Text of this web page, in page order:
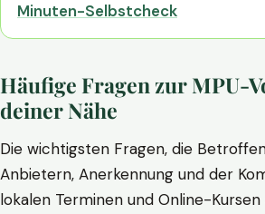
Minuten-Selbstcheck
Häufige Fragen zur MPU-
deiner Nähe
Die wichtigsten Fragen, die
Anbietern, Anerkennung und der
lokalen Terminen und Online-Kursen